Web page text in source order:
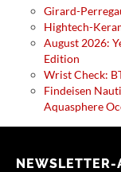
Girard-
Hightech-
August 2026:
Edition
Wrist Check:
Findeisen
Aquasphere
NEWSLETTER-